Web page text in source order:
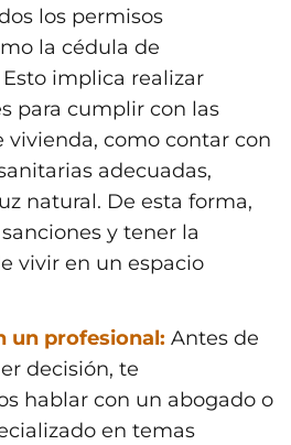
los permisos
la cédula de
implica realizar
para cumplir con las
vivienda, como contar con
adecuadas,
natural. De esta forma,
y tener la
vivir en un espacio
un profesional: Antes de
decisión, te
hablar con un abogado o
en temas